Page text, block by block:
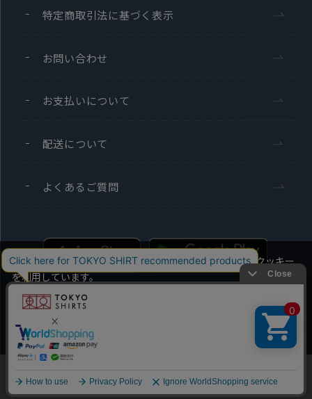
他のアイテムを探す こだわり検索
特定商取引法に基づく表示
お問い合わせ
お支払いについて
配送について
よくあるご質問
Copyright TOKYO SHIRTS Co.,Ltd. All rights reserved.
当社のウェブサイトでは、お客様の利便性向上のためにクッキー
を利用しています。
本ウェブサイトをこのままご利用になる場合、クッキーの使用に
同意いただいたものとみなします。
クッキーを通じて収集する情報には、「お客様個人を特定できる
情報」は一切含まれておりません。詳細は
クッキーポリシーをご
確認ください。
OK